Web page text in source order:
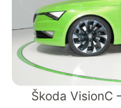
Škoda VisionC